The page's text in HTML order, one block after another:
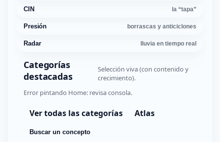
CIN la “tapa”
Presión borrascas y anticiclones
Radar lluvia en tiempo real
Categorías
destacadas
Selección viva (con contenido y
crecimiento).
Error pintando Home: revisa consola.
Ver todas las categorías Atlas
Buscar un concepto